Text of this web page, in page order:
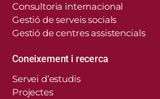
Consultoria internacional
Gestió de serveis socials
Gestió de centres assistencials
Coneixement i recerca
Servei d’estudis
Projectes